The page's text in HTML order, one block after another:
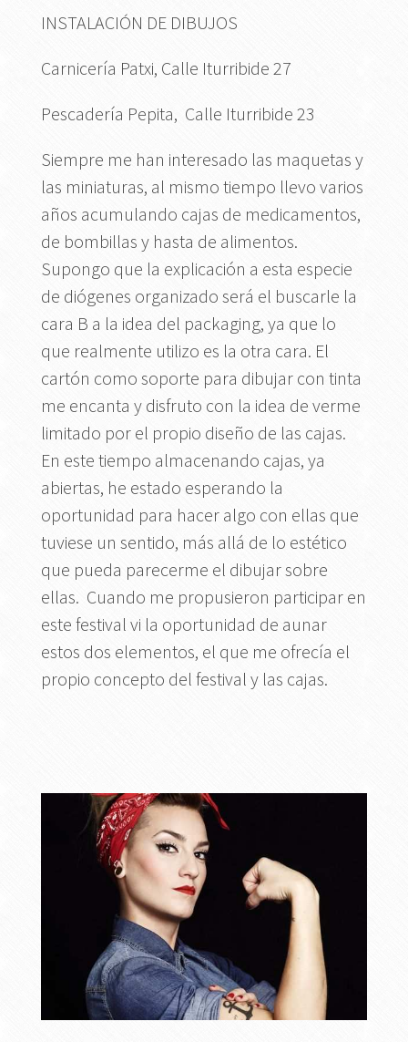
INSTALACIÓN DE DIBUJOS
Carnicería Patxi, Calle Iturribide 27
Pescadería Pepita, Calle Iturribide 23
Siempre me han interesado las maquetas y
las miniaturas, al mismo tiempo llevo varios
años acumulando cajas de medicamentos,
de bombillas y hasta de alimentos.
Supongo que la explicación a esta especie
de diógenes organizado será el buscarle la
cara B a la idea del packaging, ya que lo
que realmente utilizo es la otra cara. El
cartón como soporte para dibujar con tinta
me encanta y disfruto con la idea de verme
limitado por el propio diseño de las cajas.
En este tiempo almacenando cajas, ya
abiertas, he estado esperando la
oportunidad para hacer algo con ellas que
tuviese un sentido, más allá de lo estético
que pueda parecerme el dibujar sobre
ellas. Cuando me propusieron participar en
este festival vi la oportunidad de aunar
estos dos elementos, el que me ofrecía el
propio concepto del festival y las cajas.